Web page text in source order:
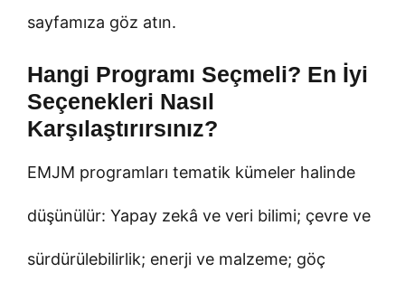
sayfamıza göz atın.
Hangi Programı Seçmeli? En İyi
Seçenekleri Nasıl
Karşılaştırırsınız?
EMJM programları tematik kümeler halinde
düşünülür: Yapay zekâ ve veri bilimi; çevre ve
sürdürülebilirlik; enerji ve malzeme; göç